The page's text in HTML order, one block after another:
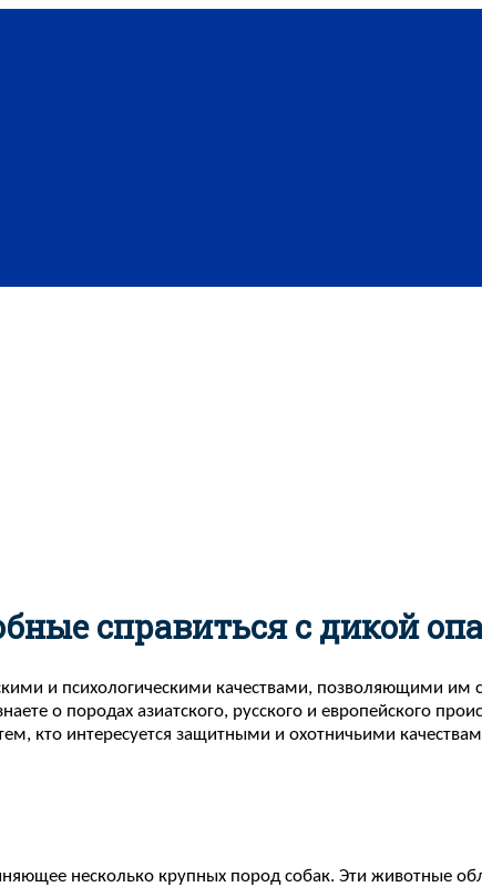
справиться с дикой
и психологическими качествами, позволяющими им
о породах азиатского, русского и европейского
кто интересуется защитными и охотничьими
несколько крупных пород собак. Эти животные